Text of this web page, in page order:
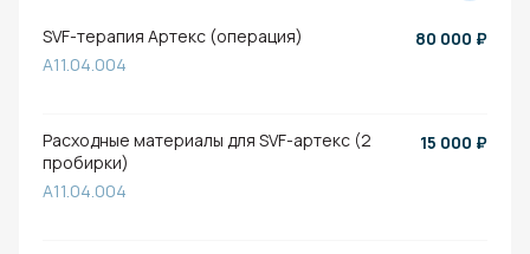
SVF-терапия Артекс (операция)
A11.04.004
80 000 ₽
Расходные материалы для SVF-артекс (2
пробирки)
A11.04.004
15 000 ₽